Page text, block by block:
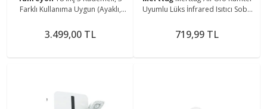
Farklı Kullanıma Uygun (Ayaklı,
Tipi Vantilatör
3.499,00 TL
Uyumlu Lüks İnfrared Isıtıcı Soba
719,99 TL